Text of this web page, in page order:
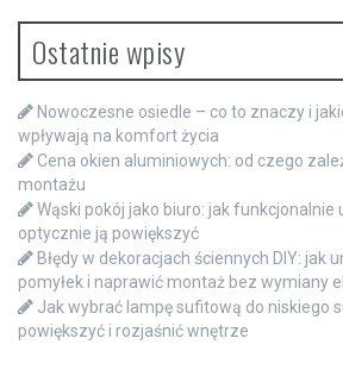
Ostatnie wpisy
Nowoczesne osiedle – co to znaczy i
wpływają na komfort życia
Cena okien aluminiowych: od czego
montażu
Wąski pokój jako biuro: jak
optycznie ją powiększyć
Błędy w dekoracjach ściennych DIY: jak
pomyłek i naprawić montaż bez wymiany
Jak wybrać lampę sufitową do niskiego
powiększyć i rozjaśnić wnętrze